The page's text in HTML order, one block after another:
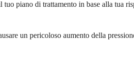
piano di trattamento in base alla tua
un pericoloso aumento della